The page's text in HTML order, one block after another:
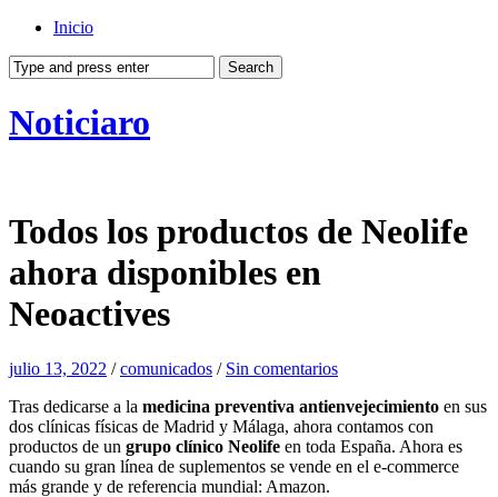
Inicio
Noticiaro
Todos los productos de Neolife
ahora disponibles en
Neoactives
julio 13, 2022 /comunicados / Sin comentarios
Tras dedicarse a la medicina preventiva antienvejecimiento en sus
dos clínicas físicas de Madrid y Málaga, ahora contamos con
productos de un grupo clínico Neolife en toda España. Ahora es
cuando su gran línea de suplementos se vende en el e-commerce
más grande y de referencia mundial: Amazon.